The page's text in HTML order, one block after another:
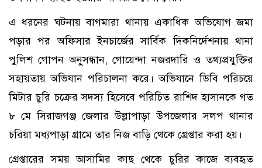
এ ধরনের ঘটনায় বাগমারা থানায় একাধিক অভিযোগ জমা
পড়ার পর অফিসার ইনচার্জের সার্বিক দিকনির্দেশনায় থানা
পুলিশ গোপন অনুসন্ধান, গোয়েন্দা নজরদারি ও তথ্যপ্রযুক্তির
সহায়তায় অভিযান পরিচালনা করে। অভিযানে ডিবি পরিচয়ে
মিটার চুরি চক্রের সদস্য হিসেবে পরিচিত রাশিদ হাসানকে গত
৮ মে সিরাজগঞ্জ জেলার উল্লাপাড়া উপজেলার সলপ থানার
চরিয়া মধ্যপাড়া গ্রামে তার নিজ বাড়ি থেকে গ্রেপ্তার করা হয়।
গ্রেপ্তারের সময় আসামির কাছ থেকে চুরির কাজে ব্যবহৃত